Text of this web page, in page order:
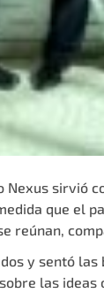
sirvió
que el
reúnan,
y sentó
las